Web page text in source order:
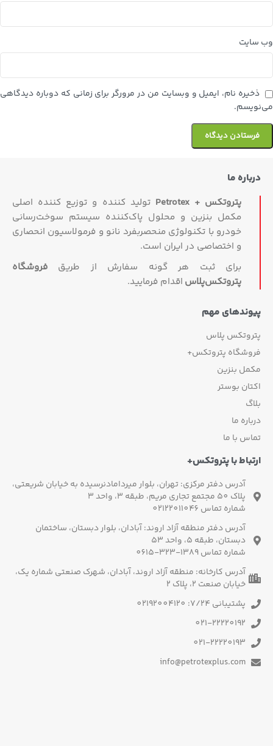
وب‌ سایت
ذخیره نام، ایمیل و وبسایت من در مرورگر برای زمانی که دوباره دیدگاهی
می‌نویسم.
درباره ما
پتروتکس + Petrotex
تولید کننده و توزیع کننده اصلی
مکمل بنزین و محلول پاک‌کننده سیستم سوخت‌رسانی
خودرو با تکنولوژی منحصربفرد نانو و فرمولاسیون انحصاری
و اختصاصی در ایران است.
برای ثبت هر گونه سفارش از طریق فروشگاه
پتروتکس‏‌پلاس اقدام فرمایید.
پیوندهای مهم
پتروتکس پلاس
فروشگاه پتروتکس+
مکمل بنزین
اکتان بوستر
بلاگ
درباره ما
تماس با ما
ارتباط با پتروتکس+
آدرس دفتر مرکزی: تهران، بلوار میردامادنرسیده به خیابان شریعتی،
پلاک 50 مجتمع تجاری مریم، طبقه 3، واحد 3
شماره تماس 02122011046
آدرس دفتر منطقه آزاد اروند: آبادان، بلوار دبستان، ساختمان
دبستان، طبقه 5، واحد 53
شماره تماس 1389-323-0615
آدرس کارخانه: منطقه آزاد اروند، آبادان، شهرک صنعتی شماره یک،
خیابان صنعت 2، پلاک 2
پشتیبانی 7/24: 02192004120
021-22220192
021-22220193
info@petrotexplus.com